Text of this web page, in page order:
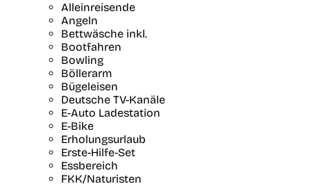
Alleinreisende
Angeln
Bettwäsche inkl.
Bootfahren
Bowling
Böllerarm
Bügeleisen
Deutsche TV-Kanäle
E-Auto Ladestation
E-Bike
Erholungsurlaub
Erste-Hilfe-Set
Essbereich
FKK/Naturisten